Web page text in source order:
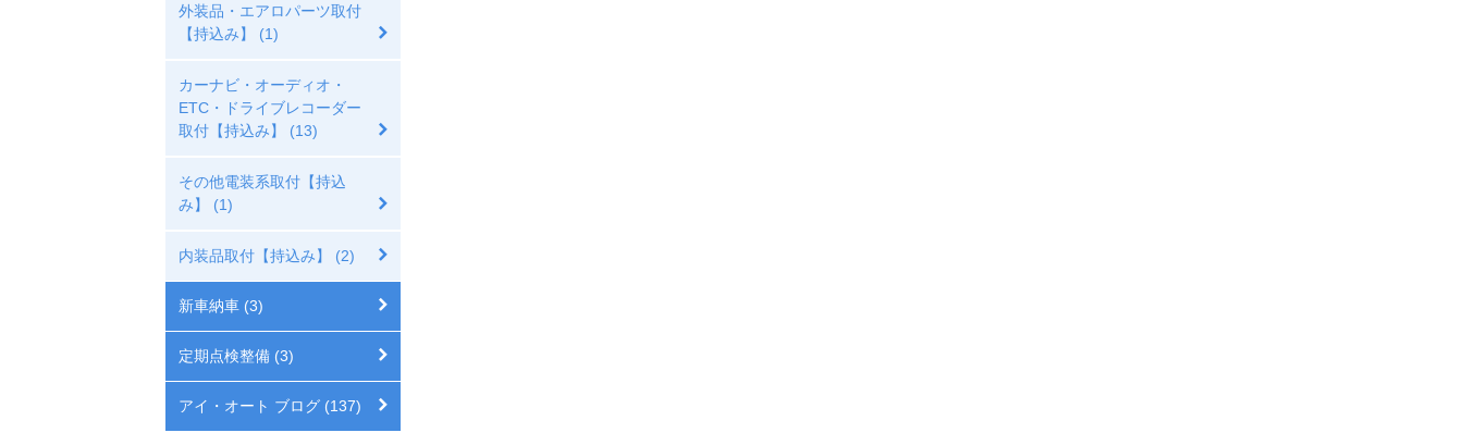
外装品・エアロパーツ取付
【持込み】 (1)
カーナビ・オーディオ・
ETC・ドライブレコーダー
取付【持込み】 (13)
その他電装系取付【持込
み】 (1)
内装品取付【持込み】 (2)
新車納車 (3)
定期点検整備 (3)
アイ・オート ブログ (137)